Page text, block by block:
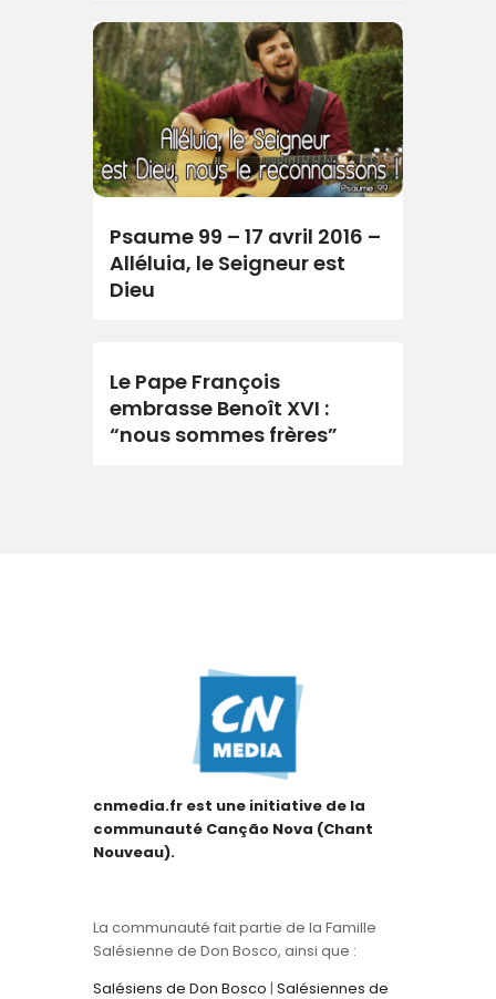
Psaume 99 – 17 avril 2016 –
Alléluia, le Seigneur est
Dieu
Le Pape François
embrasse Benoît XVI :
“nous sommes frères”
cnmedia.fr est une initiative de la
communauté Canção Nova (Chant
Nouveau).
La communauté fait partie de la Famille
Salésienne de Don Bosco, ainsi que :
Salésiens de Don Bosco | Salésiennes de